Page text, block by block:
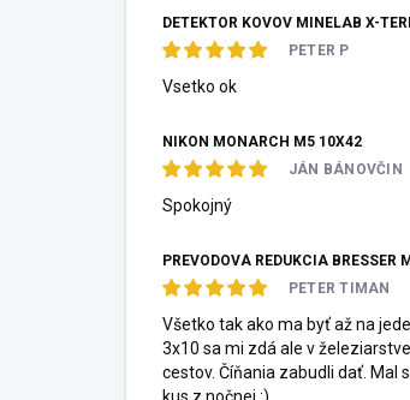
PETER P
Vsetko ok
NIKON MONARCH M5 10X42
JÁN BÁNOVČIN
Spokojný
PETER TIMAN
Všetko tak ako ma byť až na
3x10 sa mi zdá ale v
cestov. Číňania zabudli dať. Mal